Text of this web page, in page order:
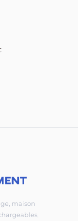
maison